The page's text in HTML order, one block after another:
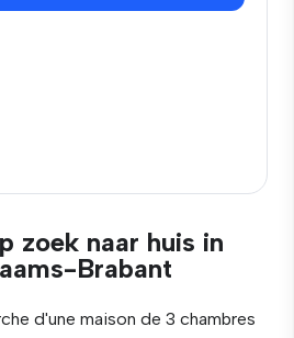
zoek naar huis in
Brabant
d'une maison de 3 chambres